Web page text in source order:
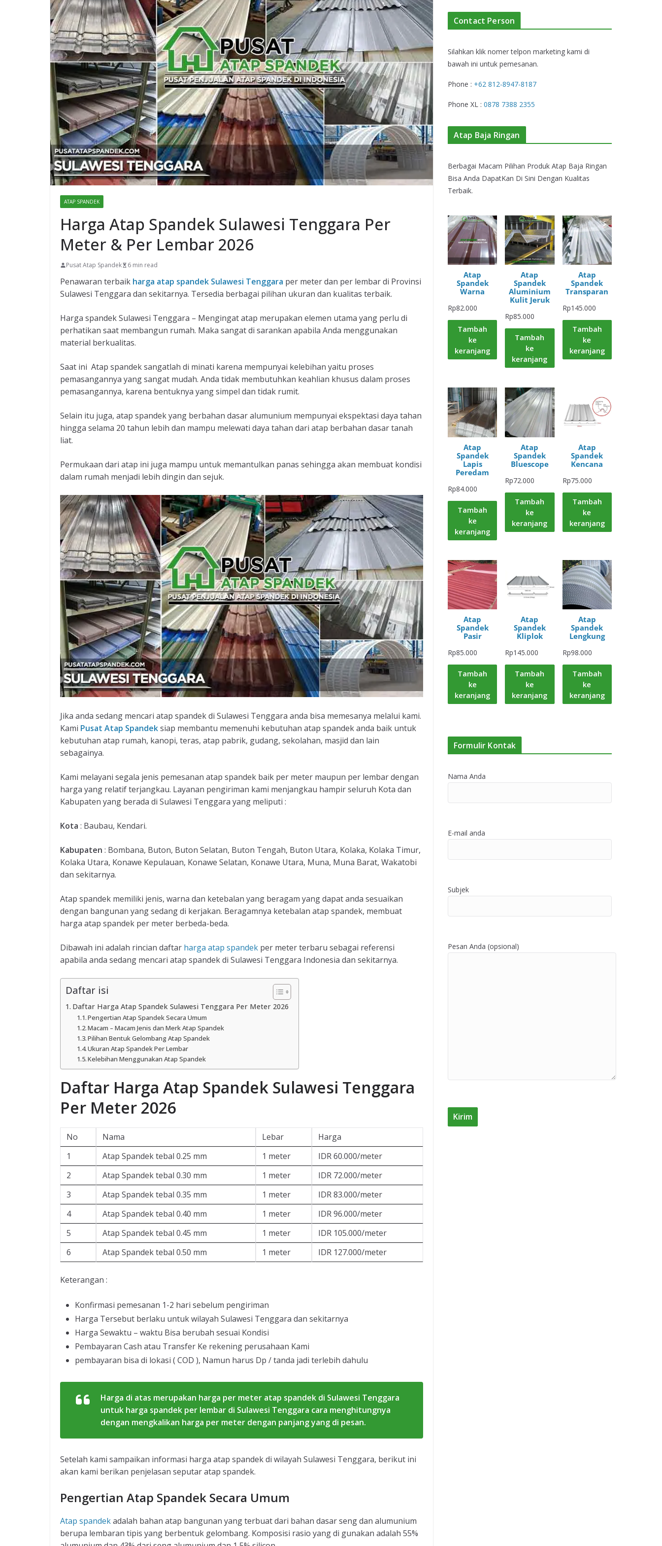
ATAP SPANDEK
Harga Atap Spandek Sulawesi Tenggara Per
Meter & Per Lembar 2026
Pusat Atap Spandek 6 min read
Penawaran terbaik harga atap spandek Sulawesi Tenggara per meter dan per lembar di Provinsi
Sulawesi Tenggara dan sekitarnya. Tersedia berbagai pilihan ukuran dan kualitas terbaik.
Harga spandek Sulawesi Tenggara – Mengingat atap merupakan elemen utama yang perlu di
perhatikan saat membangun rumah. Maka sangat di sarankan apabila Anda menggunakan
material berkualitas.
Saat ini Atap spandek sangatlah di minati karena mempunyai kelebihan yaitu proses
pemasangannya yang sangat mudah. Anda tidak membutuhkan keahlian khusus dalam proses
pemasangannya, karena bentuknya yang simpel dan tidak rumit.
Selain itu juga, atap spandek yang berbahan dasar alumunium mempunyai ekspektasi daya tahan
hingga selama 20 tahun lebih dan mampu melewati daya tahan dari atap berbahan dasar tanah
liat.
Permukaan dari atap ini juga mampu untuk memantulkan panas sehingga akan membuat kondisi
dalam rumah menjadi lebih dingin dan sejuk.
Jika anda sedang mencari atap spandek di Sulawesi Tenggara anda bisa memesanya melalui kami.
Kami Pusat Atap Spandeksiap membantu memenuhi kebutuhan atap spandek anda baik untuk
kebutuhan atap rumah, kanopi, teras, atap pabrik, gudang, sekolahan, masjid dan lain
sebagainya.
Kami melayani segala jenis pemesanan atap spandek baik per meter maupun per lembar dengan
harga yang relatif terjangkau. Layanan pengiriman kami menjangkau hampir seluruh Kota dan
Kabupaten yang berada di Sulawesi Tenggara yang meliputi :
Kota : Baubau, Kendari.
Kabupaten : Bombana, Buton, Buton Selatan, Buton Tengah, Buton Utara, Kolaka, Kolaka Timur,
Kolaka Utara, Konawe Kepulauan, Konawe Selatan, Konawe Utara, Muna, Muna Barat, Wakatobi
dan sekitarnya.
Atap spandek memiliki jenis, warna dan ketebalan yang beragam yang dapat anda sesuaikan
dengan bangunan yang sedang di kerjakan. Beragamnya ketebalan atap spandek, membuat
harga atap spandek per meter berbeda-beda.
Dibawah ini adalah rincian daftar harga atap spandek per meter terbaru sebagai referensi
apabila anda sedang mencari atap spandek di Sulawesi Tenggara Indonesia dan sekitarnya.
Daftar isi
Daftar Harga Atap Spandek Sulawesi Tenggara Per Meter 2026
Pengertian Atap Spandek Secara Umum
Macam – Macam Jenis dan Merk Atap Spandek
Pilihan Bentuk Gelombang Atap Spandek
Ukuran Atap Spandek Per Lembar
Kelebihan Menggunakan Atap Spandek
Daftar Harga Atap Spandek Sulawesi Tenggara
Per Meter 2026
No Nama Lebar
Harga
1
Atap Spandek tebal 0.25 mm 1 meter
IDR 60.000/meter
2
Atap Spandek tebal 0.30 mm 1 meter
IDR 72.000/meter
3
Atap Spandek tebal 0.35 mm 1 meter
IDR 83.000/meter
4
Atap Spandek tebal 0.40 mm 1 meter
IDR 96.000/meter
5
Atap Spandek tebal 0.45 mm 1 meter
IDR 105.000/meter
6
Atap Spandek tebal 0.50 mm 1 meter IDR 127.000/meter
Keterangan :
Konfirmasi pemesanan 1-2 hari sebelum pengiriman
Harga Tersebut berlaku untuk wilayah Sulawesi Tenggara dan sekitarnya
Harga Sewaktu – waktu Bisa berubah sesuai Kondisi
Pembayaran Cash atau Transfer Ke rekening perusahaan Kami
pembayaran bisa di lokasi ( COD ), Namun harus Dp / tanda jadi terlebih dahulu
Harga di atas merupakan harga per meter atap spandek di Sulawesi Tenggara
untuk harga spandek per lembar di Sulawesi Tenggara cara menghitungnya
dengan mengkalikan harga per meter dengan panjang yang di pesan.
Setelah kami sampaikan informasi harga atap spandek di wilayah Sulawesi Tenggara, berikut ini
akan kami berikan penjelasan seputar atap spandek.
Pengertian Atap Spandek Secara Umum
Atap spandekadalah bahan atap bangunan yang terbuat dari bahan dasar seng dan alumunium
berupa lembaran tipis yang berbentuk gelombang. Komposisi rasio yang di gunakan adalah 55%
Contact Person
Silahkan klik nomer telpon marketing kami di
bawah ini untuk pemesanan.
Phone : +62 812-8947-8187
Phone XL : 0878 7388 2355
Atap Baja Ringan
Berbagai Macam Pilihan Produk Atap Baja Ringan
Bisa Anda DapatKan Di Sini Dengan Kualitas
Terbaik.
Atap
Spandek
Warna
Rp82.000
Tambah
ke
keranjang
Atap
Spandek
Aluminium
Kulit Jeruk
Rp85.000
Tambah
ke
keranjang
Atap
Spandek
Transparan
Rp145.000
Tambah
ke
keranjang
Atap
Spandek
Lapis
Peredam
Rp84.000
Tambah
ke
keranjang
Atap
Spandek
Bluescope
Rp72.000
Tambah
ke
keranjang
Atap
Spandek
Kencana
Rp75.000
Tambah
ke
keranjang
Atap
Spandek
Pasir
Rp85.000
Tambah
ke
keranjang
Atap
Spandek
Kliplok
Rp145.000
Tambah
ke
keranjang
Atap
Spandek
Lengkung
Rp98.000
Tambah
ke
keranjang
Formulir Kontak
Nama Anda
E-mail anda
Subjek
Pesan Anda (opsional)